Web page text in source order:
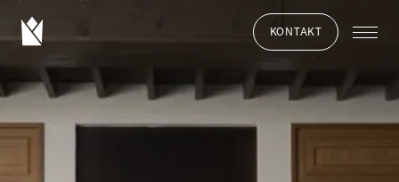
KONTAKT